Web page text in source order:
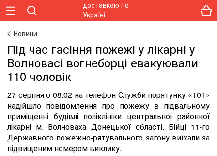
Новини
Під час гасіння пожежі у лікарні у
Волновасі вогнеборці евакуювали
110 чоловік
27 серпня о 08:02 на телефон Служби порятунку «101»
надійшло повідомлення про пожежу в підвальному
приміщенні будівлі поліклініки центральної районної
лікарні м. Волноваха Донецької області. Бійці 11-го
Державного пожежно-рятувального загону виїхали за
підвищеним номером виклику.